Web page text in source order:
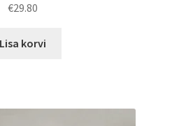
€29.80
Lisa korvi